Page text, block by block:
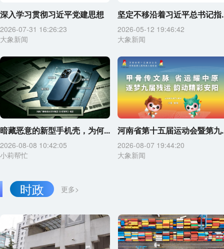
深入学习贯彻习近平党建思想
2026-07-31 16:26:23
大象新闻
坚定不移沿着习近平总书记指
2026-05-12 19:46:42
大象新闻
暗藏恶意的新型手机壳，为何...
2026-08-08 10:42:05
小莉帮忙
河南省第十五届运动会暨第九
2026-08-07 19:44:20
大象新闻
更多>
时政